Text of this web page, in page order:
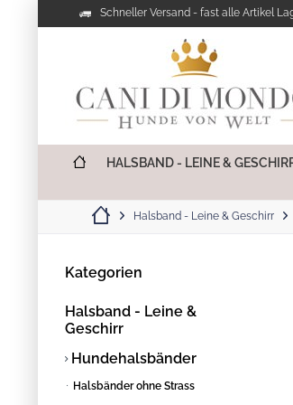
Schneller Versand - fast alle Artikel
HALSBAND - LEINE &
Halsband - Leine & Geschirr
Kategorien
Halsband - Leine &
Geschirr
Hundehalsbänder
Halsbänder ohne Strass